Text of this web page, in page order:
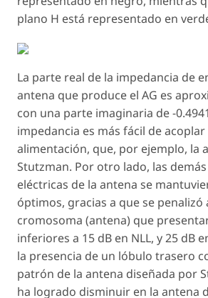
plano H está representado en
La parte real de la impedancia de
antena que produce el AG es
con una parte imaginaria de -
impedancia es más fácil de
alimentación, que, por ejemplo, la
Stutzman. Por otro lado, las
eléctricas de la antena se
óptimos, gracias a que se penalizó
cromosoma (antena) que
inferiores a 15 dB en NLL, y 25 dB
la presencia de un lóbulo trasero
patrón de la antena diseñada por
ha logrado disminuir en la antena